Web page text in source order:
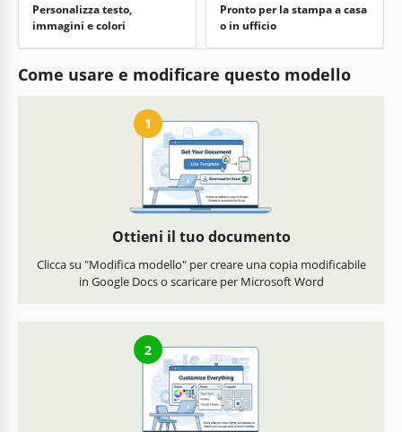
Personalizza testo,
immagini e colori
Pronto per la stampa a casa
o in ufficio
Come usare e modificare questo modello
1
Ottieni il tuo documento
Clicca su "Modifica modello" per creare una copia modificabile
in Google Docs o scaricare per Microsoft Word
2